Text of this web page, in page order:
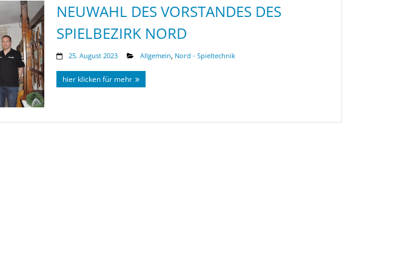
NEUWAHL DES VORSTANDES DES
SPIELBEZIRK NORD
25. August 2023 Allgemein Nord - Spieltechnik
hier klicken für mehr